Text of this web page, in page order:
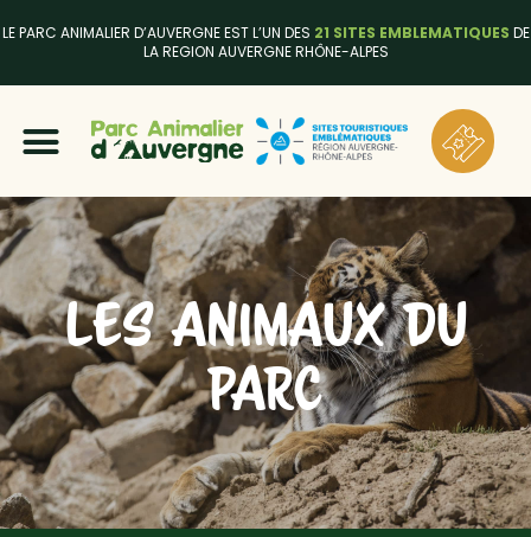
LE PARC ANIMALIER D’AUVERGNE EST L’UN DES 21 SITES EMBLEMATIQUES DE
LA REGION AUVERGNE RHÔNE-ALPES
LES ANIMAUX DU
PARC